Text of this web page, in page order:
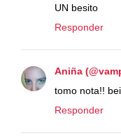
UN besito
Responder
Aniña
tomo nota!!
Responder